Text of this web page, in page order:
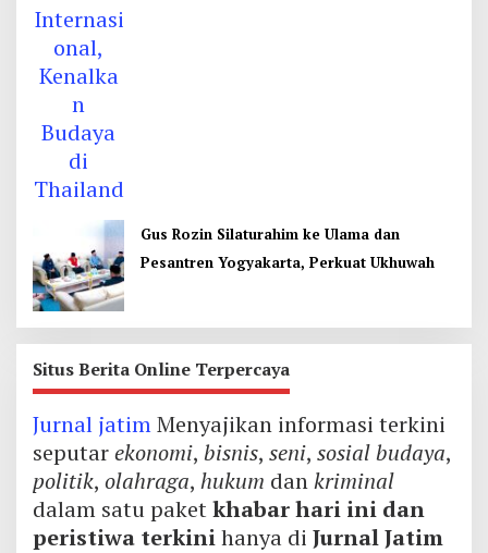
Gus Rozin Silaturahim ke Ulama dan
Pesantren Yogyakarta, Perkuat Ukhuwah
Situs Berita Online Terpercaya
Jurnal jatimMenyajikan informasi terkini
seputarekonomi, bisnis, seni, sosial budaya,
politik, olahraga, hukum dankriminal
dalam satu paketkhabar hari ini dan
peristiwa terkinihanya di Jurnal Jatim